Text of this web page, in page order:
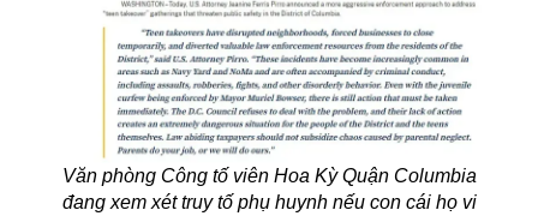
Văn phòng Công tố viên Hoa Kỳ Quận Columbia
đang xem xét truy tố phụ huynh nếu con cái họ vi